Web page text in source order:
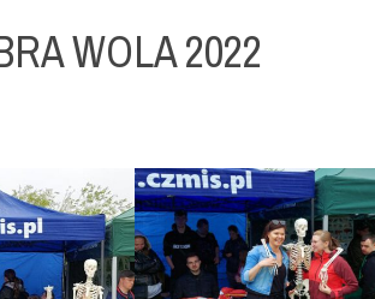
WOLA 2022